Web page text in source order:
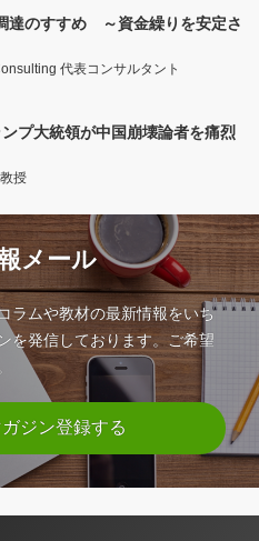
のすすめ ～資金繰りを安定さ
代表コンサルタント
プ大統領が中国崩壊論者を痛烈
授
メール
ラムや教材の最新情報をいち
を発信しております。ご希望
ジン登録する